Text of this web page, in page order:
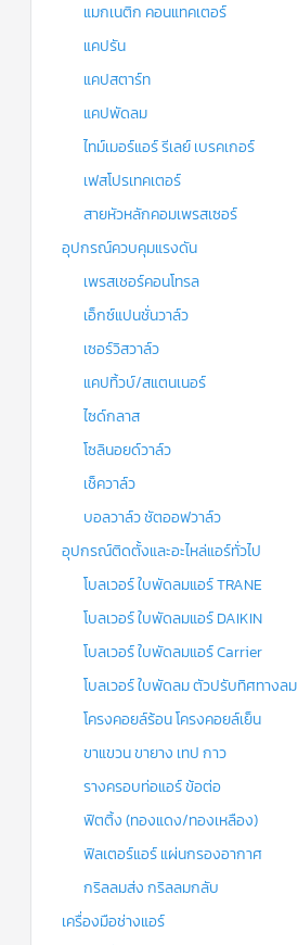
แมกเนติก คอนแทคเตอร์
แคปรัน
แคปสตาร์ท
แคปพัดลม
ไทม์เมอร์แอร์ รีเลย์ เบรคเกอร์
เฟสโปรเทคเตอร์
สายหัวหลักคอมเพรสเซอร์
อุปกรณ์ควบคุมแรงดัน
เพรสเชอร์คอนโทรล
เอ็กซ์แปนชั่นวาล์ว
เซอร์วิสวาล์ว
แคปทิ้วบ์/สแตนเนอร์
ไซด์กลาส
โซลินอยด์วาล์ว
เช็ควาล์ว
บอลวาล์ว ชัตออฟวาล์ว
อุปกรณ์ติดตั้งและอะไหล่แอร์ทั่วไป
โบลเวอร์ ใบพัดลมแอร์ TRANE
โบลเวอร์ ใบพัดลมแอร์ DAIKIN
โบลเวอร์ ใบพัดลมแอร์ Carrier
โบลเวอร์ ใบพัดลม ตัวปรับทิศทางลม
โครงคอยล์ร้อน โครงคอยล์เย็น
ขาแขวน ขายาง เทป กาว
รางครอบท่อแอร์ ข้อต่อ
ฟิตติ้ง (ทองแดง/ทองเหลือง)
ฟิลเตอร์แอร์ แผ่นกรองอากาศ
กริลลมส่ง กริลลมกลับ
เครื่องมือช่างแอร์